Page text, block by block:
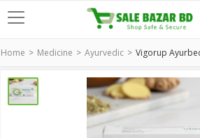
Home Medicine Ayurvedic Vigorup